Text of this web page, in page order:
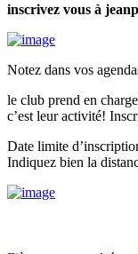
inscrivez vous à
Notez dans vos
le club prend en
c’est leur activité!
Date limite
Indiquez bien la